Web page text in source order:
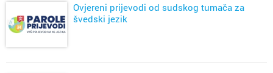
Ovjereni prijevodi od sudskog tumača za
švedski jezik